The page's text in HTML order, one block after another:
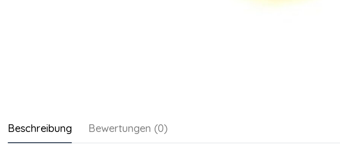
Beschreibung Bewertungen (0)